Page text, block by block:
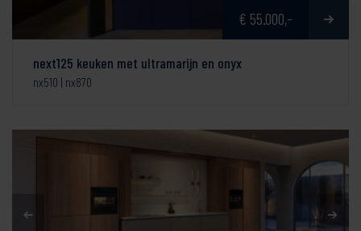
€ 55.000,-
next125 keuken met ultramarijn en onyx
nx510 | nx870